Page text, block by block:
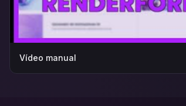
Vídeo manual